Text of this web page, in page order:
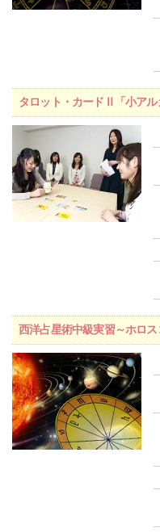
タロット・カードⅡ「小ア
西洋占星術中級実習～ホロ